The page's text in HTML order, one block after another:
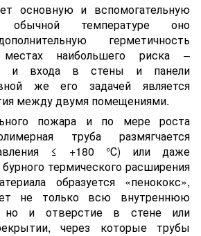
основную и вспомогательную
температуре оно
герметичность
наибольшего риска –
и входа в стены и панели
же его задачей является
между двумя помещениями.
пожара и по мере роста
труба размягчается
≤ +180 °С) или даже
термического расширения
образуется «пенококс»,
не только всю внутреннюю
но и отверстие в стене или
через которые трубы